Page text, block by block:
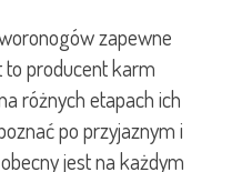
zapewne
producent karm
różnych etapach ich
po przyjaznym i
jest na każdym